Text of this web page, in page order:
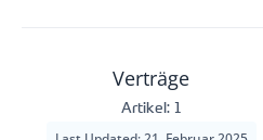
Verträge
Artikel: 1